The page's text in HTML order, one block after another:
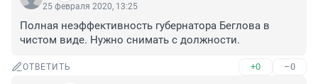
25 февраля 2020, 13:25
Полная неэффективность губернатора Беглова в
чистом виде. Нужно снимать с должности.
ОТВЕТИТЬ +0 –0